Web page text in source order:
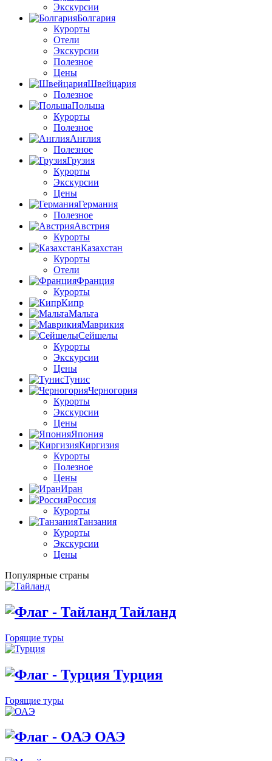
Экскурсии
Болгария
Курорты
Отели
Экскурсии
Полезное
Цены
Швейцария
Полезное
Польша
Курорты
Полезное
Англия
Полезное
Грузия
Курорты
Экскурсии
Цены
Германия
Полезное
Австрия
Курорты
Казахстан
Курорты
Отели
Франция
Курорты
Кипр
Мальта
Маврикия
Сейшелы
Курорты
Экскурсии
Цены
Тунис
Черногория
Курорты
Экскурсии
Цены
Япония
Киргизия
Курорты
Полезное
Цены
Иран
Россия
Курорты
Танзания
Курорты
Экскурсии
Цены
Популярные страны
Тайланд
Горящие туры
Турция
Горящие туры
ОАЭ